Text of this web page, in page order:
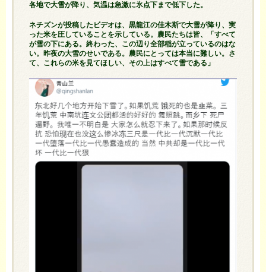
各地で大雪が降り、気温は急激に氷点下まで低下した。
ネチズンが投稿したビデオは、黒龍江の佳木斯で大雪が降り、実
った米を圧していることを示している。農民たちは皆、「すべて
が雪の下にある。終わった、この辺り全部稲が立っているのはな
い。昨夜の大雪のせいである。農民にとっては本当に難しい。さ
て、これらの米を見てほしい、その上はすべて雪である」